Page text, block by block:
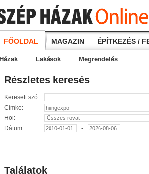
FŐOLDAL MAGAZIN ÉPÍTKEZÉS /
Házak Lakások Megrendelés
Részletes keresés
Keresett szó:
Címke:
Hol:
Dátum:
-
Találatok